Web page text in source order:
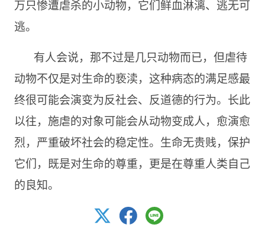
万只惨遭虐杀的小动物，它们鲜血淋漓、逃无可
逃。
有人会说，那不过是几只动物而已，但虐待
动物不仅是对生命的亵渎，这种病态的满足感最
终很可能会演变为反社会、反道德的行为。长此
以往，施虐的对象可能会从动物变成人，愈演愈
烈，严重破坏社会的稳定性。生命无贵贱，保护
它们，既是对生命的尊重，更是在尊重人类自己
的良知。